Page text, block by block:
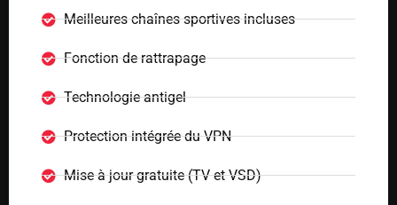
Meilleures chaînes sportives incluses
Fonction de rattrapage
Technologie antigel
Protection intégrée du VPN
Mise à jour gratuite (TV et VSD)